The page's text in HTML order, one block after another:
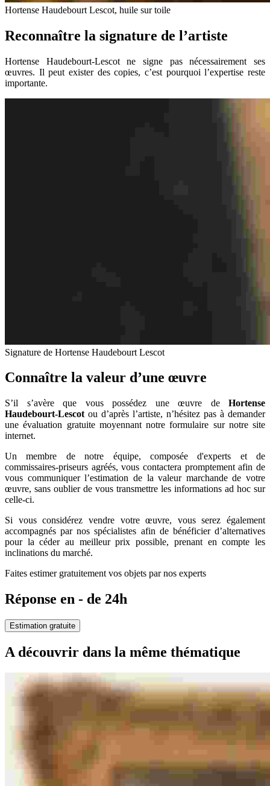
Hortense Haudebourt Lescot, huile sur toile
Reconnaître la signature de l’artiste
Hortense Haudebourt-Lescot ne signe pas nécessairement ses
œuvres. Il peut exister des copies, c’est pourquoi l’expertise reste
importante.
Signature de Hortense Haudebourt Lescot
Connaître la valeur d’une œuvre
S’il s’avère que vous possédez une œuvre de Hortense
Haudebourt-Lescot ou d’après l’artiste, n’hésitez pas à demander
une évaluation gratuite moyennant notre formulaire sur notre site
internet.
Un membre de notre équipe, composée d'experts et de
commissaires-priseurs agréés, vous contactera promptement afin de
vous communiquer l’estimation de la valeur marchande de votre
œuvre, sans oublier de vous transmettre les informations ad hoc sur
celle-ci.
Si vous considérez vendre votre œuvre, vous serez également
accompagnés par nos spécialistes afin de bénéficier d’alternatives
pour la céder au meilleur prix possible, prenant en compte les
inclinations du marché.
Faites estimer gratuitement vos objets par nos experts
Réponse en - de 24h
Estimation gratuite
A découvrir dans la même thématique